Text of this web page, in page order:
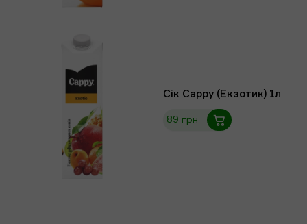
Сік Сарру (Екзотик) 1л
89 грн